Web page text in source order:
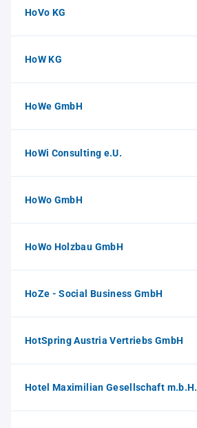
HoVo KG
HoW KG
HoWe GmbH
HoWi Consulting e.U.
HoWo GmbH
HoWo Holzbau GmbH
HoZe - Social Business GmbH
HotSpring Austria Vertriebs GmbH
Hotel Maximilian Gesellschaft m.b.H.